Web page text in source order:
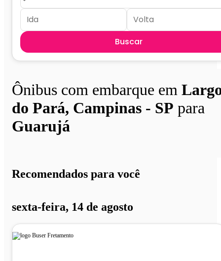
Buscar
Ônibus com embarque em
do Pará, Campinas - SP para
Guarujá
Recomendados para você
sexta-feira, 14 de agosto